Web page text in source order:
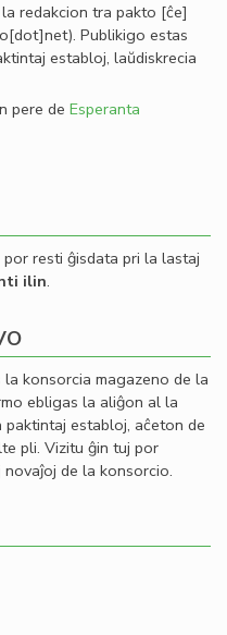
redakcion tra pakto [ĉe]
. Publikigo estas
establoj, laŭdiskrecia
pere de Esperanta
por resti ĝisdata pri la lastaj
ilin.
la konsorcia magazeno de la
ebligas la aliĝon al la
establoj, aĉeton de
pli. Vizitu ĝin tuj por
de la konsorcio.